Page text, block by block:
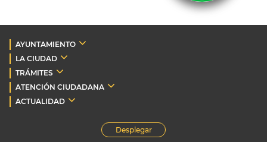
AYUNTAMIENTO
LA CIUDAD
TRÁMITES
ATENCIÓN CIUDADANA
ACTUALIDAD
Desplegar